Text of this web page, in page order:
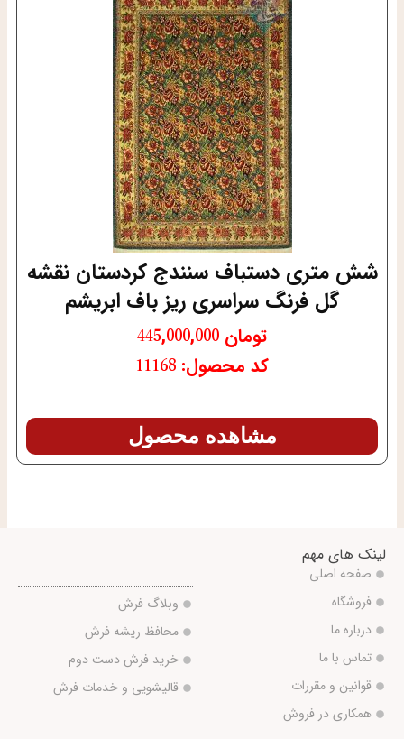
شش متری دستباف سنندج کردستان نقشه
گل فرنگ سراسری ریز باف ابریشم
تومان
کد محصول: 11168
مشاهده محصول
لینک های مهم
صفحه اصلی
فروشگاه
درباره ما
تماس با ما
قوانین و مقررات
همکاری در فروش
وبلاگ فرش
محافظ ریشه فرش
خرید فرش دست دوم
قالیشویی و خدمات فرش